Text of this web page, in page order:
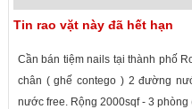
Tin rao vặt này đã hết hạn
Cần bán tiệm nails tại thành phố
chân ( ghế contego ) 2 đường
nước free. Rộng 2000sqf - 3